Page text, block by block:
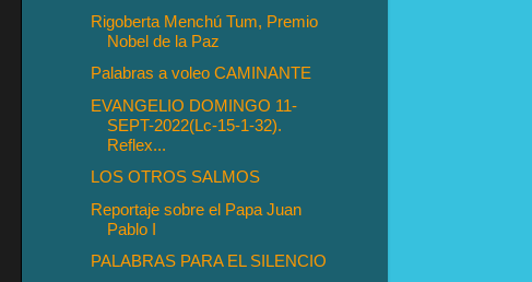
Rigoberta Menchú Tum, Premio
Nobel de la Paz
Palabras a voleo CAMINANTE
EVANGELIO DOMINGO 11-
SEPT-2022(Lc-15-1-32).
Reflex...
LOS OTROS SALMOS
Reportaje sobre el Papa Juan
Pablo I
PALABRAS PARA EL SILENCIO